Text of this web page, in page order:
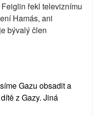
řekl televiznímu
Hamás, ani
bývalý člen
Gazu obsadit a
z Gazy. Jiná